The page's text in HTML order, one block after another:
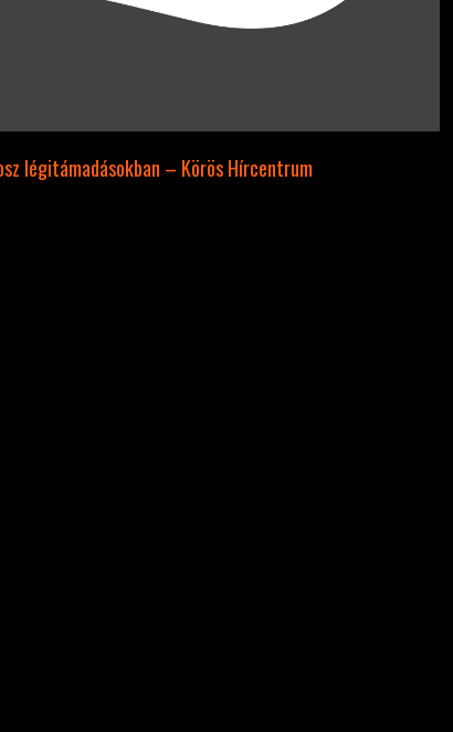
légitámadásokban – Körös Hírcentrum